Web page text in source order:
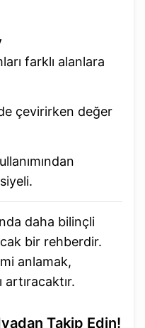
farklı alanlara
çevirirken değer
daha bilinçli
bir rehberdir.
anlamak,
artıracaktır.
Takip Edin!